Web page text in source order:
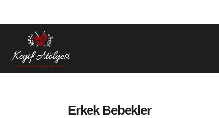
Erkek Bebekler